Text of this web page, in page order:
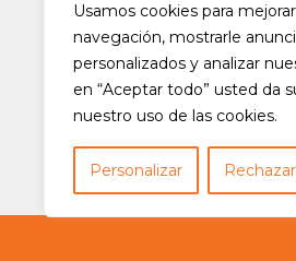
Usamos cookies para
navegación, mostrarle
personalizados y analizar
en “Aceptar todo” usted da
nuestro uso de las cookies.
Personalizar
Siga-nos!